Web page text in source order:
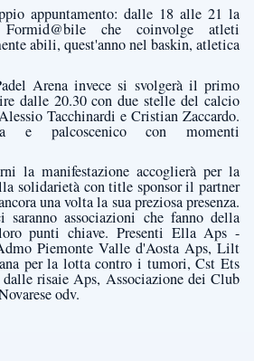
appuntamento: dalle 18 alle 21 la
che coinvolge atleti
abili, quest'anno nel baskin, atletica
Arena invece si svolgerà il primo
dalle 20.30 con due stelle del calcio
Tacchinardi e Cristian Zaccardo.
e palcoscenico con momenti
la manifestazione accoglierà per la
solidarietà con title sponsor il partner
una volta la sua preziosa presenza.
associazioni che fanno della
punti chiave. Presenti Ella Aps -
Piemonte Valle d'Aosta Aps, Lilt
per la lotta contro i tumori, Cst Ets
risaie Aps, Associazione dei Club
odv.